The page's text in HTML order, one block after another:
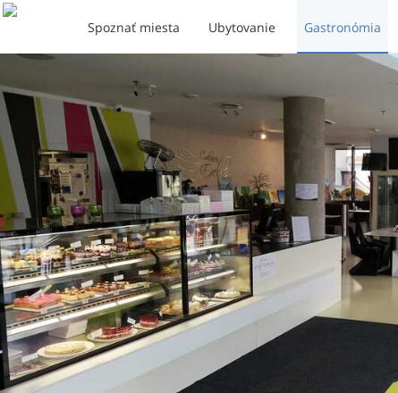
Spoznať miesta Ubytovanie Gastronómia